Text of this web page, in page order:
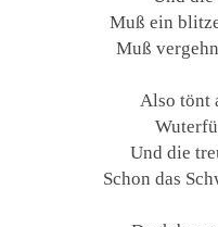
Muß ein
Muß
Also tönt
Und die
Schon das